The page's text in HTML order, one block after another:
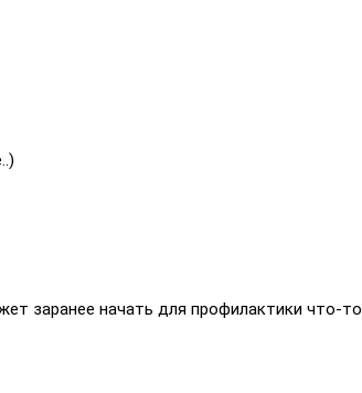
заранее начать для профилактики что-то